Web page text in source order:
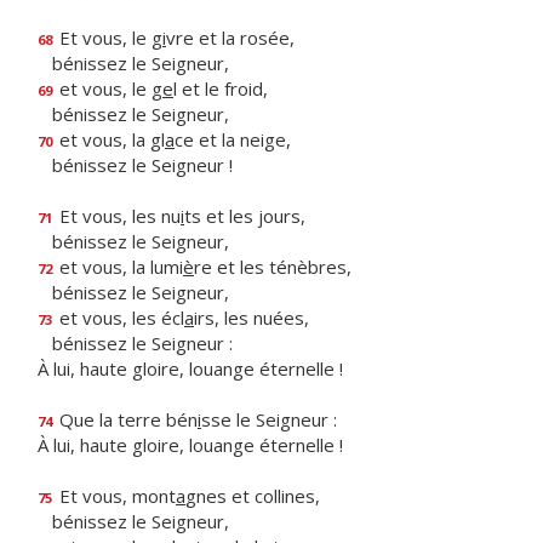
68 Et vous, le givre et la rosée,
bénissez le Seigneur,
69 et vous, le gel et le froid,
bénissez le Seigneur,
70 et vous, la glace et la neige,
bénissez le Seigneur !
71 Et vous, les nuits et les jours,
bénissez le Seigneur,
72 et vous, la lumière et les ténèbres,
bénissez le Seigneur,
73 et vous, les éclairs, les nuées,
bénissez le Seigneur :
À lui, haute gloire, louange éternelle !
74 Que la terre bénisse le Seigneur :
À lui, haute gloire, louange éternelle !
75 Et vous, montagnes et collines,
bénissez le Seigneur,